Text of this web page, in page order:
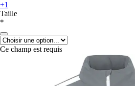
+1
Taille
*
Ce champ est requis